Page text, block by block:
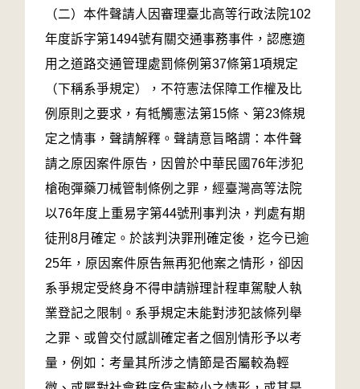
（二）本件聲請人因審理臺北高等行政法院102
年度訴字第1494號有關交通事務事件，認應適
用之道路交通管理處罰條例第37條第1項規定
（下稱系爭規定），不符憲法保障工作權及比
例原則之要求，有牴觸憲法第15條、第23條規
定之情事，聲請解釋。聲請意旨略謂：本件聲
請之原因案件原告，因曾於中華民國76年涉犯
槍砲彈藥刀械管制條例之罪，經臺灣高等法院
以76年度上重易字第44號刑事判決，判處有期
徒刑8月確定。於該判決罪刑確定後，迄今已逾
25年，原因案件原告無再犯他案之情形，卻因
系爭規定受終身不得申請辦理計程車駕駛人執
業登記之限制。系爭規定未能對涉犯該條列舉
之罪、或曾交付感訓確定者之個別情形予以考
量，例如：考量其所涉之情節是否屬較為輕